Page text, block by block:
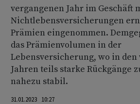
vergangenen Jahr im Geschäft
Nichtlebensversicherungen
Prämien eingenommen.
das Prämienvolumen in der
Lebensversicherung, wo in den
Jahren teils starke Rückgänge
nahezu stabil.
31.01.2023 10:27